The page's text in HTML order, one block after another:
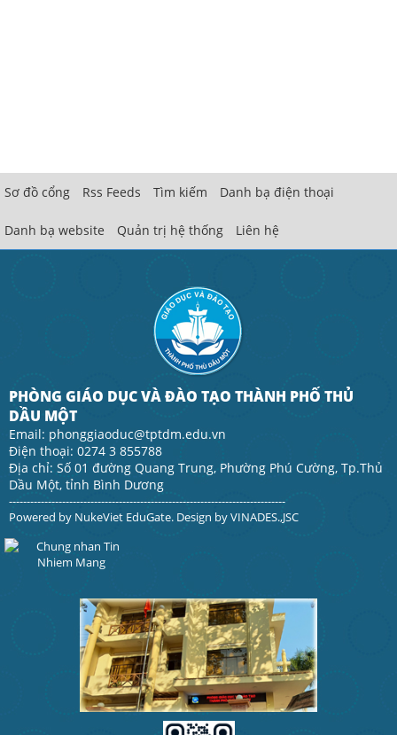
Sơ đồ cổng Rss Feeds Tìm kiếm Danh bạ điện thoại
Danh bạ website Quản trị hệ thống Liên hệ
PHÒNG GIÁO DỤC VÀ ĐÀO TẠO THÀNH PHỐ THỦ
DẦU MỘT
Email: phonggiaoduc@tptdm.edu.vn
Điện thoại: 0274 3 855788
Địa chỉ: Số 01 đường Quang Trung, Phường Phú Cường, Tp.Thủ
Dầu Một, tỉnh Bình Dương
------------------------------------------------------------------------------
Powered by NukeViet EduGate. Design byVINADES.,JSC